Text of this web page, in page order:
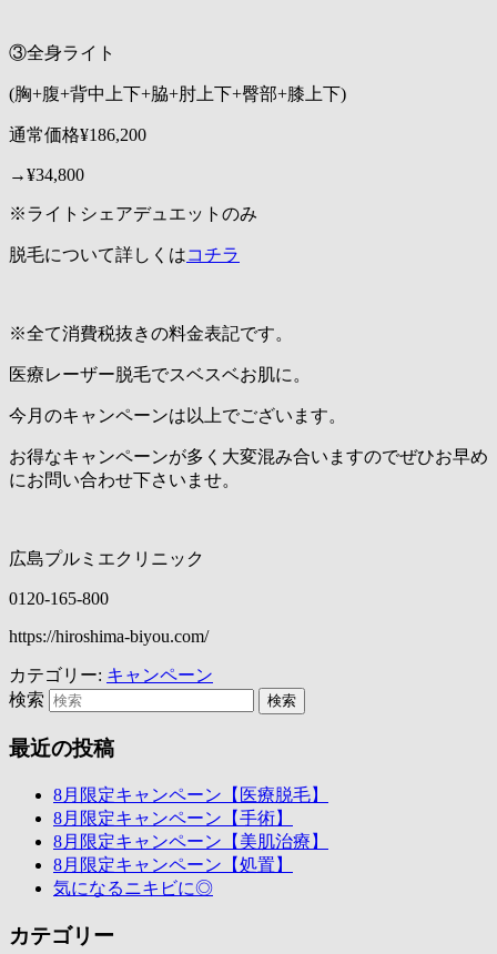
③全身ライト
(胸+腹+背中上下+脇+肘上下+臀部+膝上下)
通常価格¥186,200
→¥34,800
※ライトシェアデュエットのみ
脱毛について詳しくはコチラ
※全て消費税抜きの料金表記です。
医療レーザー脱毛でスベスベお肌に。
今月のキャンペーンは以上でございます。
お得なキャンペーンが多く大変混み合いますのでぜひお早め
にお問い合わせ下さいませ。
広島プルミエクリニック
0120-165-800
https://hiroshima-biyou.com/
カテゴリー: キャンペーン
検索
最近の投稿
8月限定キャンペーン【医療脱毛】
8月限定キャンペーン【手術】
8月限定キャンペーン【美肌治療】
8月限定キャンペーン【処置】
気になるニキビに◎
カテゴリー